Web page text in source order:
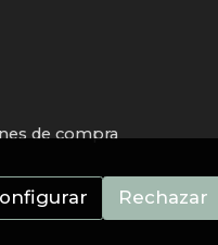
de compra
Rechazar